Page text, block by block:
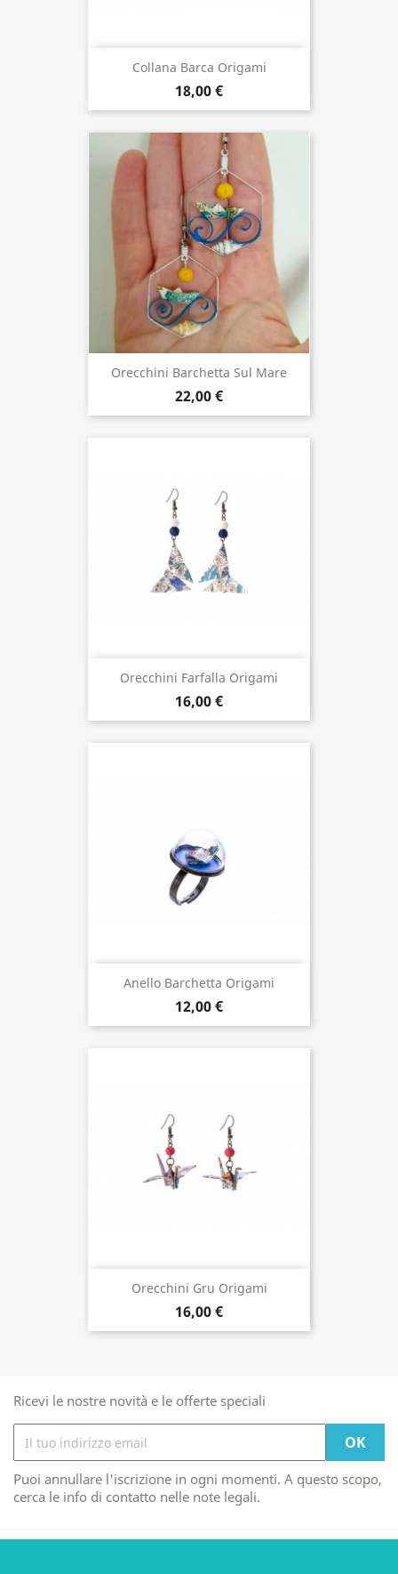
Collana Barca Origami
18,00 €
Orecchini Barchetta Sul Mare
22,00 €
Orecchini Farfalla Origami
16,00 €
Anello Barchetta Origami
12,00 €
Orecchini Gru Origami
16,00 €
Ricevi le nostre novità e le offerte speciali
Puoi annullare l'iscrizione in ogni momenti. A questo scopo,
cerca le info di contatto nelle note legali.